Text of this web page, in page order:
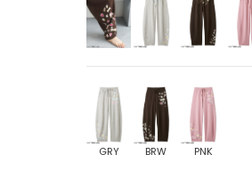
GRY BRW PNK